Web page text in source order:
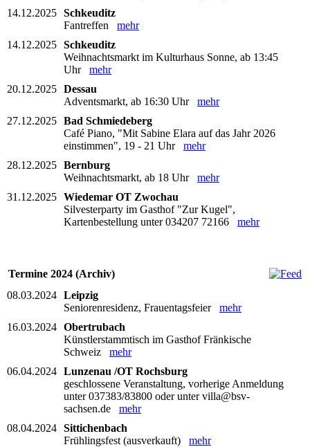
14.12.2025 Schkeuditz
Fantreffen mehr
14.12.2025 Schkeuditz
Weihnachtsmarkt im Kulturhaus Sonne, ab 13:45
Uhr mehr
20.12.2025 Dessau
Adventsmarkt, ab 16:30 Uhr mehr
27.12.2025 Bad Schmiedeberg
Café Piano, "Mit Sabine Elara auf das Jahr 2026
einstimmen", 19 - 21 Uhr mehr
28.12.2025 Bernburg
Weihnachtsmarkt, ab 18 Uhr mehr
31.12.2025 Wiedemar OT Zwochau
Silvesterparty im Gasthof "Zur Kugel",
Kartenbestellung unter 034207 72166 mehr
Termine 2024 (Archiv)
08.03.2024 Leipzig
Seniorenresidenz, Frauentagsfeier mehr
16.03.2024 Obertrubach
Künstlerstammtisch im Gasthof Fränkische
Schweiz mehr
06.04.2024 Lunzenau /OT Rochsburg
geschlossene Veranstaltung, vorherige Anmeldung
unter 037383/83800 oder unter villa@bsv-
sachsen.de mehr
08.04.2024 Sittichenbach
Frühlingsfest (ausverkauft) mehr